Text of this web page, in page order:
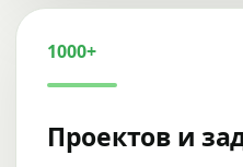
1000+
Проектов и